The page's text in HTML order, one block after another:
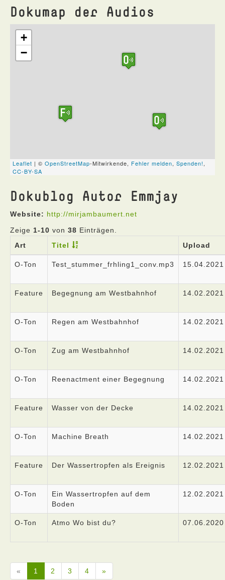
Dokumap der Audios
Dokublog Autor Emmjay
Website: http://mirjambaumert.net
Zeige 1-10 von 38 Einträgen.
Art
Titel Upload
O-Ton Test_stummer_frhling1_conv.mp3 15.04.2021
Feature Begegnung am Westbahnhof 14.02.2021
O-Ton Regen am Westbahnhof 14.02.2021
O-Ton Zug am Westbahnhof 14.02.2021
O-Ton Reenactment einer Begegnung 14.02.2021
Feature Wasser von der Decke 14.02.2021
O-Ton Machine Breath 14.02.2021
Feature Der Wassertropfen als Ereignis 12.02.2021
O-Ton
Ein Wassertropfen auf dem
Boden
12.02.2021
O-Ton Atmo Wo bist du? 07.06.2020
« 1 2 3 4 »